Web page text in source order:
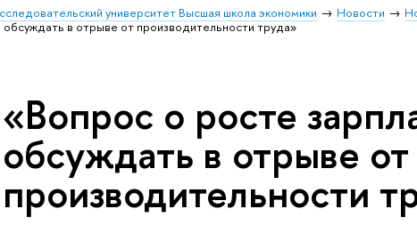
университет Высшая школа экономики Новости
обсуждать в отрыве от производительности труда»
«Вопрос о росте
обсуждать в отрыве от
производительности